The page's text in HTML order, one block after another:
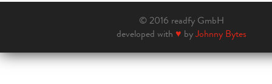
© 2016 readfy GmbH
developed with ♥ byJohnny Bytes